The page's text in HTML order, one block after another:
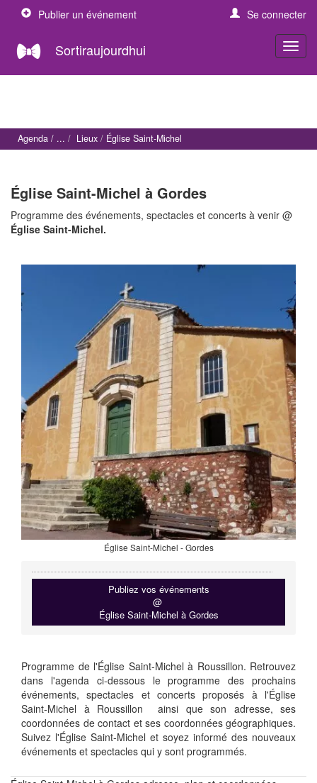
Publier un événement Se connecter
Sortiraujourdhui
Agenda Lieux Église Saint-Michel
Église Saint-Michel à Gordes
Programme des événements, spectacles et concerts à venir @
Église Saint-Michel.
Église Saint-Michel - Gordes
Publiez vos événements
@
Église Saint-Michel à Gordes
Programme de l'Église Saint-Michel à Roussillon. Retrouvez
dans l'agenda ci-dessous le programme des prochains
événements, spectacles et concerts proposés à l'Église
Saint-Michel à Roussillon ainsi que son adresse, ses
coordonnées de contact et ses coordonnées géographiques.
Suivez l'Église Saint-Michel et soyez informé des nouveaux
événements et spectacles qui y sont programmés.